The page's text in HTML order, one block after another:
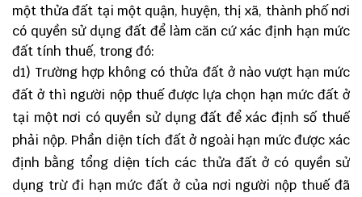
một thửa đất tại một quận, huyện, thị xã, thành phố nơi
có quyền sử dụng đất để làm căn cứ xác định hạn mức
đất tính thuế, trong đó:
d1) Trường hợp không có thửa đất ở nào vượt hạn mức
đất ở thì người nộp thuế được lựa chọn hạn mức đất ở
tại một nơi có quyền sử dụng đất để xác định số thuế
phải nộp. Phần diện tích đất ở ngoài hạn mức được xác
định bằng tổng diện tích các thửa đất ở có quyền sử
dụng trừ đi hạn mức đất ở của nơi người nộp thuế đã